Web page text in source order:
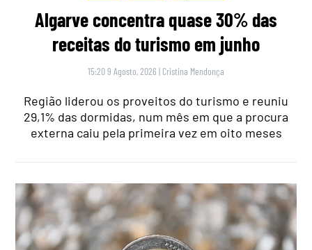
Algarve concentra quase 30% das
receitas do turismo em junho
15:20 9 Agosto, 2026 | Cristina Mendonça
Região liderou os proveitos do turismo e reuniu
29,1% das dormidas, num mês em que a procura
externa caiu pela primeira vez em oito meses